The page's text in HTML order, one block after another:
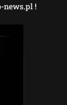
news.pl !